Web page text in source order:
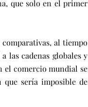
que solo en el primer
al tiempo
las cadenas globales y
el comercio mundial se
que sería imposible de